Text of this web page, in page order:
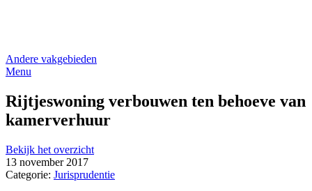
Andere vakgebieden
Menu
Rijtjeswoning verbouwen ten behoeve van
kamerverhuur
Bekijk het overzicht
13 november 2017
Categorie: Jurisprudentie